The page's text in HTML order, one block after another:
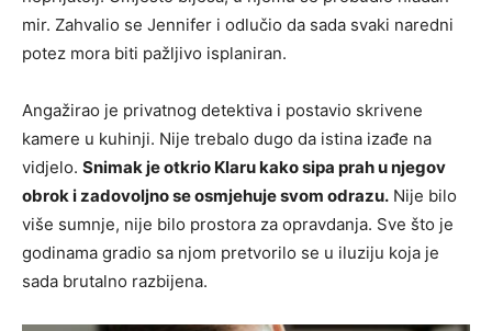
mir. Zahvalio se Jennifer i odlučio da sada svaki naredni
potez mora biti pažljivo isplaniran.
Angažirao je privatnog detektiva i postavio skrivene
kamere u kuhinji. Nije trebalo dugo da istina izađe na
vidjelo. Snimak je otkrio Klaru kako sipa prah u njegov
obrok i zadovoljno se osmjehuje svom odrazu. Nije bilo
više sumnje, nije bilo prostora za opravdanja. Sve što je
godinama gradio sa njom pretvorilo se u iluziju koja je
sada brutalno razbijena.